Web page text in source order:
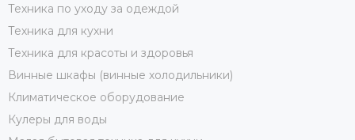
Техника по уходу за одеждой
Техника для кухни
Техника для красоты и здоровья
Винные шкафы (винные холодильники)
Климатическое оборудование
Кулеры для воды